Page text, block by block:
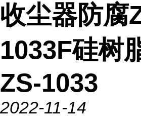
收尘器防腐
1033F硅树
ZS-1033
2022-11-14